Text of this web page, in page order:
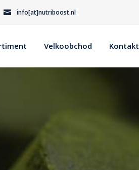
info[at]nutriboost.nl
Velkoobchod Kontakt